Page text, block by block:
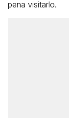
pena visitarlo.